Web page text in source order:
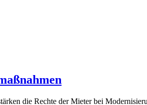
die Rechte der Mieter bei